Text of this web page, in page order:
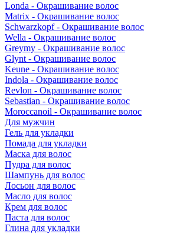
Londa - Окрашивание волос
Matrix - Окрашивание волос
Schwarzkopf - Окрашивание волос
Wella - Окрашивание волос
Greymy - Окрашивание волос
Glynt - Окрашивание волос
Keune - Окрашивание волос
Indola - Окрашивание волос
Revlon - Окрашивание волос
Sebastian - Окрашивание волос
Moroccanoil - Окрашивание волос
Для мужчин
Гель для укладки
Помада для укладки
Маска для волос
Пудра для волос
Шампунь для волос
Лосьон для волос
Масло для волос
Крем для волос
Паста для волос
Глина для укладки